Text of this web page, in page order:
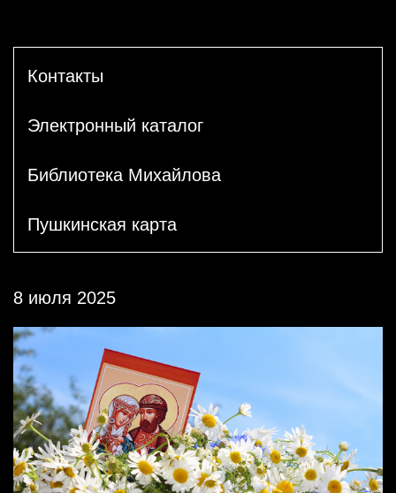
Контакты
Электронный каталог
Библиотека Михайлова
Пушкинская карта
8 июля 2025